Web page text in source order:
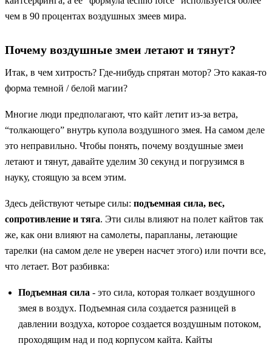
чем в 90 процентах воздушных змеев мира.
Почему воздушные змеи летают и тянут?
Итак, в чем хитрость? Где-нибудь спрятан мотор? Это какая-то
форма темной / белой магии?
Многие люди предполагают, что кайт летит из-за ветра,
“толкающего” внутрь купола воздушного змея. На самом деле
это неправильно. Чтобы понять, почему воздушные змеи
летают и тянут, давайте уделим 30 секунд и погрузимся в
науку, стоящую за всем этим.
Здесь действуют четыре силы: подъемная сила, вес,
сопротивление и тяга. Эти силы влияют на полет кайтов так
же, как они влияют на самолеты, парапланы, летающие
тарелки (на самом деле не уверен насчет этого) или почти все,
что летает. Вот разбивка:
Подъемная сила - это сила, которая толкает воздушного
змея в воздух. Подъемная сила создается разницей в
давлении воздуха, которое создается воздушным потоком,
проходящим над и под корпусом кайта. Кайты